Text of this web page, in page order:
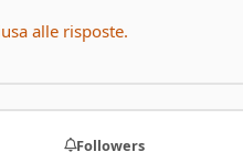
alle risposte.
Followers